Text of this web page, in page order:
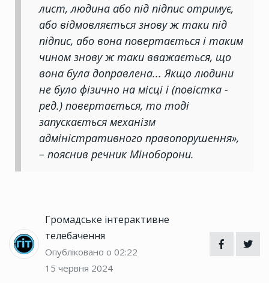
лист, людина або під підпис отримує,
або відмовляється знову ж таки під
підпис, або вона повертається і таким
чином знову ж таки вважається, що
вона була доправлена... Якщо людини
не було фізично на місці і (повістка -
ред.) повертається, то тоді
запускається механізм
адміністративного правопорушення»,
– пояснив речник Міноборони.
Громадське інтерактивне
телебачення
Опубліковано о 02:22
15 червня 2024